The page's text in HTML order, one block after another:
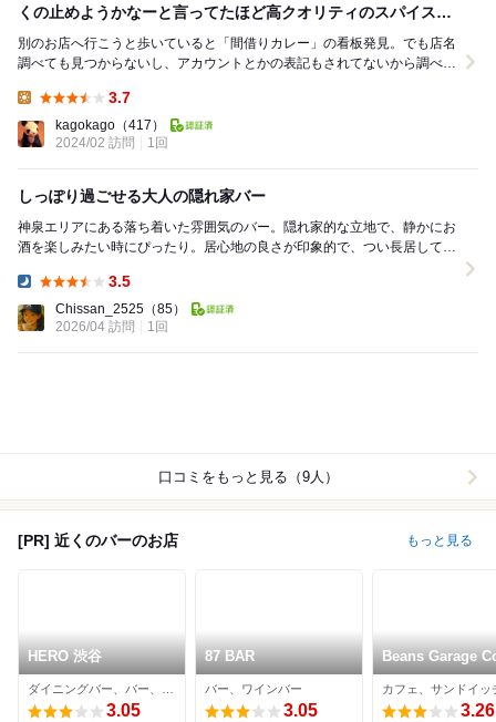
くの止めようかなーと言ってたほど高クオリティのスパイスが
効いた自然派カレー！
別のお店へ行こうと歩いていると「間借りカレー」の看板発見。でも店名
調べても見つからないし、アカウントとかの表記もされてないから調べら
3.7
kagokago （417）
2024/02 訪問
1回
しっぽり過ごせる大人の隠れ家バー
神泉エリアにある落ち着いた雰囲気のバー。隠れ家的な立地で、静かにお
酒を楽しみたい時にぴったり。居心地の良さが印象的で、つい長居してし
3.5
Chissan_2525 （85）
2026/04 訪問
1回
口コミをもっと見る（9人）
[PR] 近くのバーのお店 もっと見る
HERO 渋谷
3.05
87 BAR
バー、ワインバー
3.05
Beans Garage
3.26